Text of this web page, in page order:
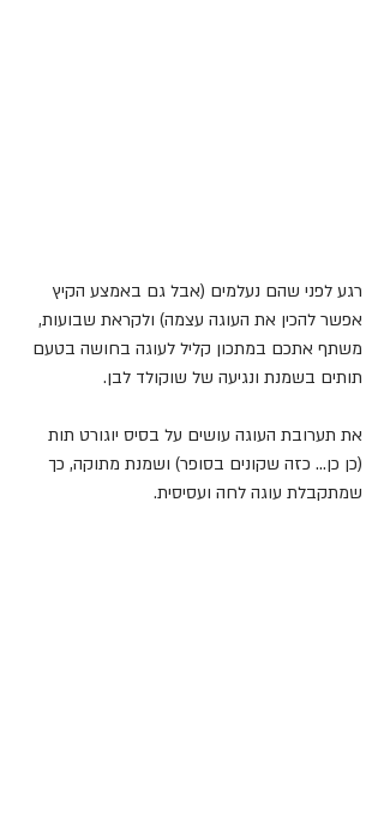
רגע לפני שהם נעלמים (אבל גם באמצע הקיץ
אפשר להכין את העוגה עצמה) ולקראת שבועות,
משתף אתכם במתכון קליל לעוגה בחושה בטעם
תותים בשמנת ונגיעה של שוקולד לבן.
את תערובת העוגה עושים על בסיס יוגורט תות
(כן כן... כזה שקונים בסופר) ושמנת מתוקה, כך
שמתקבלת עוגה לחה ועסיסית.